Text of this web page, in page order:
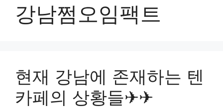
강남쩜오임팩트
현재 강남에 존재하는 텐
카페의 상황들✈✈